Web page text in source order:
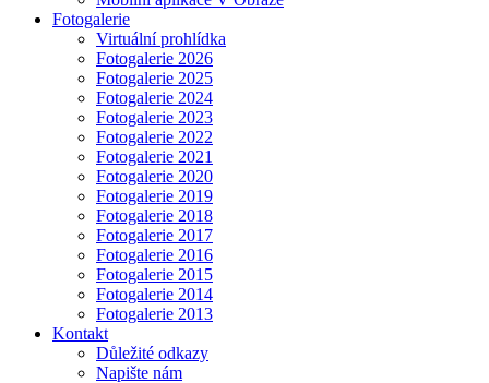
Fotogalerie
Virtuální prohlídka
Fotogalerie 2026
Fotogalerie 2025
Fotogalerie 2024
Fotogalerie 2023
Fotogalerie 2022
Fotogalerie 2021
Fotogalerie 2020
Fotogalerie 2019
Fotogalerie 2018
Fotogalerie 2017
Fotogalerie 2016
Fotogalerie 2015
Fotogalerie 2014
Fotogalerie 2013
Kontakt
Důležité odkazy
Napište nám